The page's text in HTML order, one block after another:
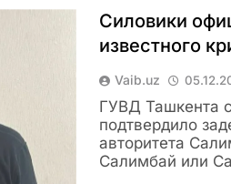
Силовики
известного
Vaib.uz
ГУВД Ташкента
подтвердило
авторитета
Салимбай или